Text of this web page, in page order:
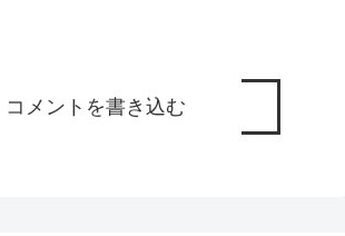
コメントを書き込む